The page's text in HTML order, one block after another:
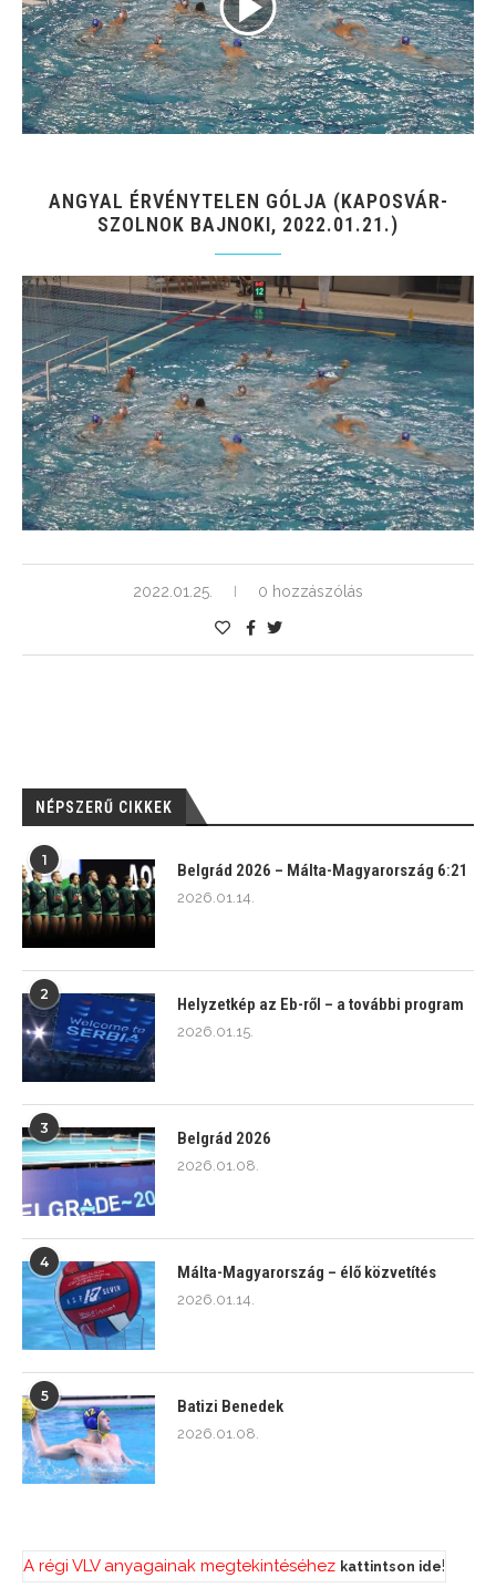
ANGYAL ÉRVÉNYTELEN GÓLJA (KAPOSVÁR-
SZOLNOK BAJNOKI, 2022.01.21.)
2022.01.25. 0 hozzászólás
NÉPSZERŰ CIKKEK
1
Belgrád 2026 – Málta-Magyarország 6:21
2026.01.14.
2
Helyzetkép az Eb-ről – a további program
2026.01.15.
3
Belgrád 2026
2026.01.08.
4
Málta-Magyarország – élő közvetítés
2026.01.14.
5
Batizi Benedek
2026.01.08.
A régi VLV anyagainak megtekintéséhez kattintson ide!